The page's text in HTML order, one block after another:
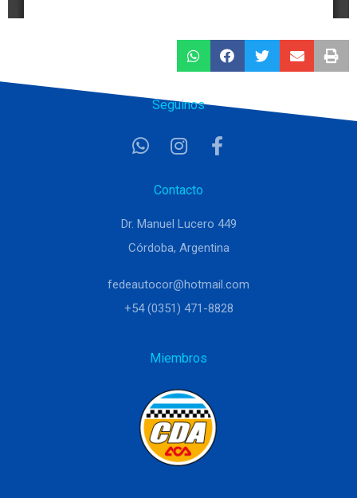
Seguinos
Contacto
Dr. Manuel Lucero 449
Córdoba, Argentina
fedeautocor@hotmail.com
+54 (0351) 471-8828
Miembros